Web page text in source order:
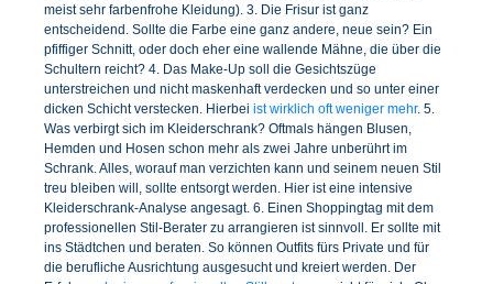
meist sehr farbenfrohe Kleidung). 3. Die Frisur ist ganz
entscheidend. Sollte die Farbe eine ganz andere, neue sein? Ein
pfiffiger Schnitt, oder doch eher eine wallende Mähne, die über die
Schultern reicht? 4. Das Make-Up soll die Gesichtszüge
unterstreichen und nicht maskenhaft verdecken und so unter einer
dicken Schicht verstecken. Hierbei ist wirklich oft weniger mehr. 5.
Was verbirgt sich im Kleiderschrank? Oftmals hängen Blusen,
Hemden und Hosen schon mehr als zwei Jahre unberührt im
Schrank. Alles, worauf man verzichten kann und seinem neuen Stil
treu bleiben will, sollte entsorgt werden. Hier ist eine intensive
Kleiderschrank-Analyse angesagt. 6. Einen Shoppingtag mit dem
professionellen Stil-Berater zu arrangieren ist sinnvoll. Er sollte mit
ins Städtchen und beraten. So können Outfits fürs Private und für
die berufliche Ausrichtung ausgesucht und kreiert werden. Der